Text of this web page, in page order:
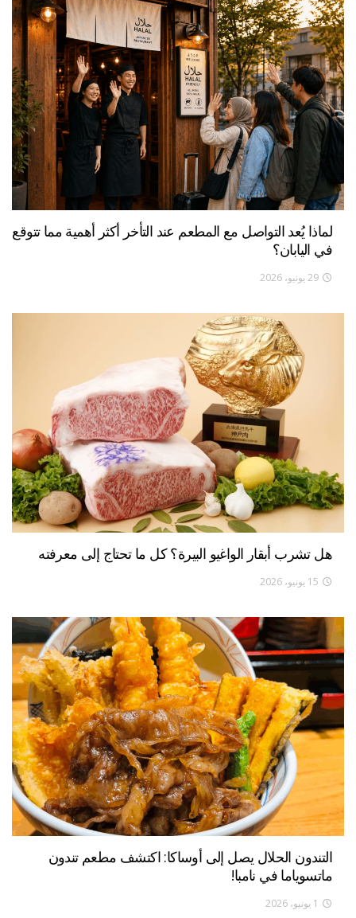
لماذا يُعد التواصل مع المطعم عند التأخر أكثر أهمية مما تتوقع
في اليابان؟
29 يونيو، 2026
هل تشرب أبقار الواغيو البيرة؟ كل ما تحتاج إلى معرفته
15 يونيو، 2026
التندون الحلال يصل إلى أوساكا: اكتشف مطعم تندون
ماتسوياما في نامبا!
1 يونيو، 2026